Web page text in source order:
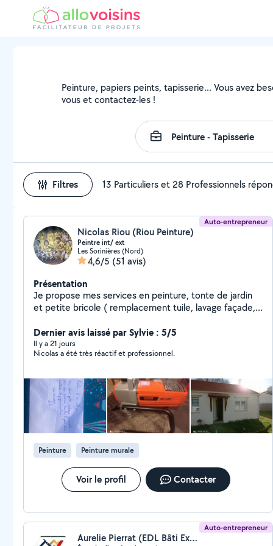
Peinture, papiers peints, tapisserie... Vous avez
vous et contactez-les !
Filtres 13 Particuliers et 28 Professionnels
Auto-entrepreneur
Nicolas Riou (Riou Peinture)
Peintre int/ ext
Les Sorinières (Nord)
4,6/5 (51 avis)
Présentation
Je propose mes services en peinture, tonte de jardin
et petite bricole ( remplacement tuile, lavage façade,
plaisir de travailler pour vous.
Dernier avis laissé par Sylvie : 5/5
Il y a 21 jours
Nicolas a été très réactif et professionnel.
Peinture Peinture murale
Voir le profil Contacter
Auto-entrepreneur
Aurelie Pierrat (EDL Bâti Expertise)